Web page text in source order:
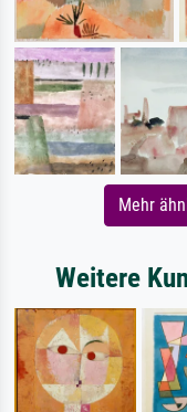
Mehr
Weitere